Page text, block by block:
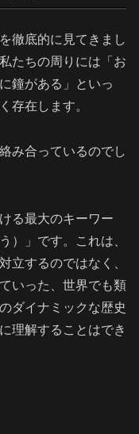
徹底的に見てきまし
たちの周りには「お
鐘がある」といっ
存在します。
み合っているのでし
る最大のキーワー
）」です。これは、
立するのではなく、
いった、世界でも類
ダイナミックな歴史
理解することはでき